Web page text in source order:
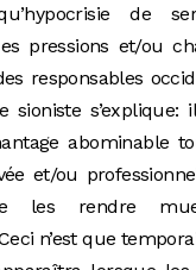
de
pressions et/ou
responsables
sioniste s’explique:
abominable
et/ou
les rendre
n’est que